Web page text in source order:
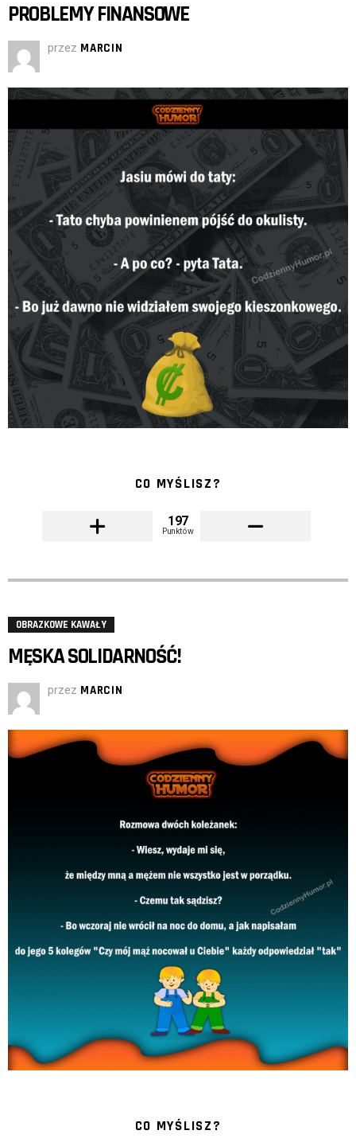
PROBLEMY FINANSOWE
przez MARCIN
CO MYŚLISZ?
197
Punktów
OBRAZKOWE KAWAŁY
MĘSKA SOLIDARNOŚĆ!
przez MARCIN
CO MYŚLISZ?